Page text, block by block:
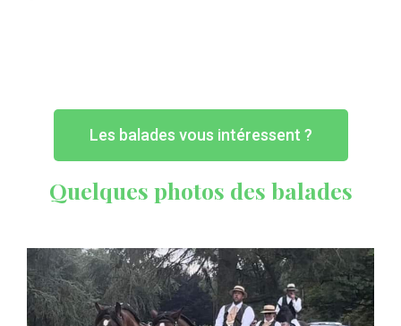
Les balades vous intéressent ?
Quelques photos des balades